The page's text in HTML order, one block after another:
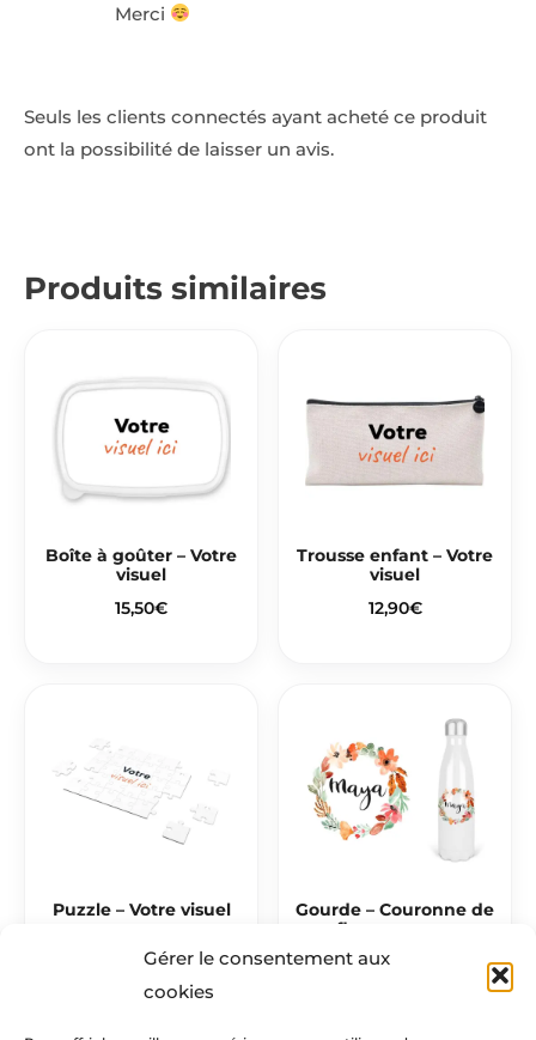
Gérer le consentement aux
cookies
Merci
Seuls les clients connectés ayant acheté ce produit
ont la possibilité de laisser un avis.
Produits similaires
Boîte à goûter – Votre
visuel
15,50€
Trousse enfant – Votre
visuel
12,90€
Puzzle – Votre visuel
Gourde – Couronne de
fleurs orange
22,00